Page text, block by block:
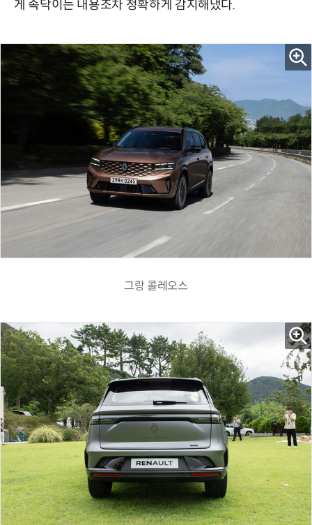
게 속닥이는 내용조차 정확하게 감지해냈다.
그랑 콜레오스